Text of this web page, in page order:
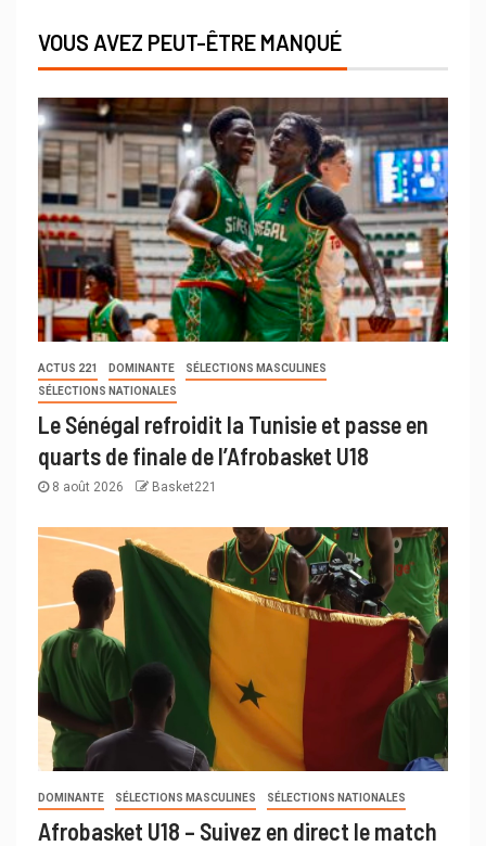
VOUS AVEZ PEUT-ÊTRE MANQUÉ
ACTUS 221 DOMINANTE
SÉLECTIONS MASCULINES
SÉLECTIONS NATIONALES
Le Sénégal refroidit la Tunisie et passe en
quarts de finale de l’Afrobasket U18
8 août 2026 Basket221
DOMINANTE SÉLECTIONS MASCULINES SÉLECTIONS NATIONALES
Afrobasket U18 – Suivez en direct le match